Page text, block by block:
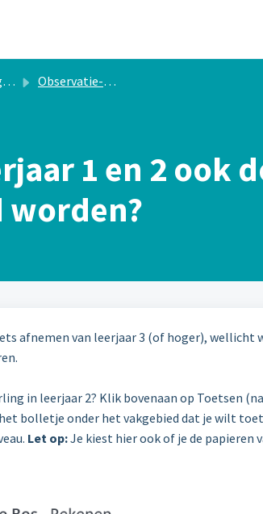
Observatie-instrument leerjaar 1 en 2
1 en 2 ook
worden?
afnemen van leerjaar 3 (of hoger),
in leerjaar 2? Klik bovenaan op Toetsen
bolletje onder het vakgebied dat je wilt
Let op:Je kiest hier ook of je de papieren